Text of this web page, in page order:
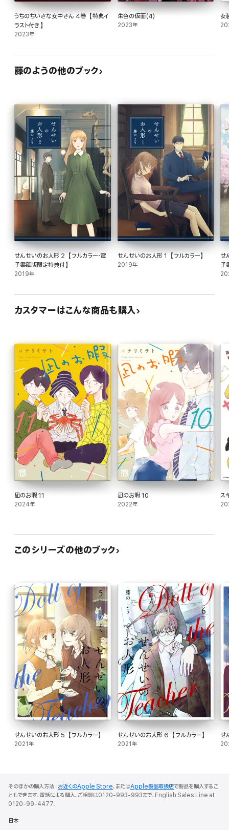
うちのちいさな女中さん 4巻【特典イ
ラスト付き】
2023年
朱色の仮面(4)
2023年
女
藤のようの他のブック
せんせいのお人形 2【フルカラー・電
子書籍版限定特典付】
2019年
せんせいのお人形 1【フルカラー】
2019年
せ
子
カスタマーはこんな商品も購入
凪のお暇 11
2024年
凪のお暇 10
2022年
ス
このシリーズの他のブック
せんせいのお人形 5【フルカラー】
2021年
せんせいのお人形 6【フルカラー】
2021年
せ
そのほかの購入方法： お近くのApple Store、またはApple製品取扱店で製品を購入するこ
ともできます。電話による購入、ご相談は0120-993-993まで。English Sales Line at
0120-99-4477.
日本